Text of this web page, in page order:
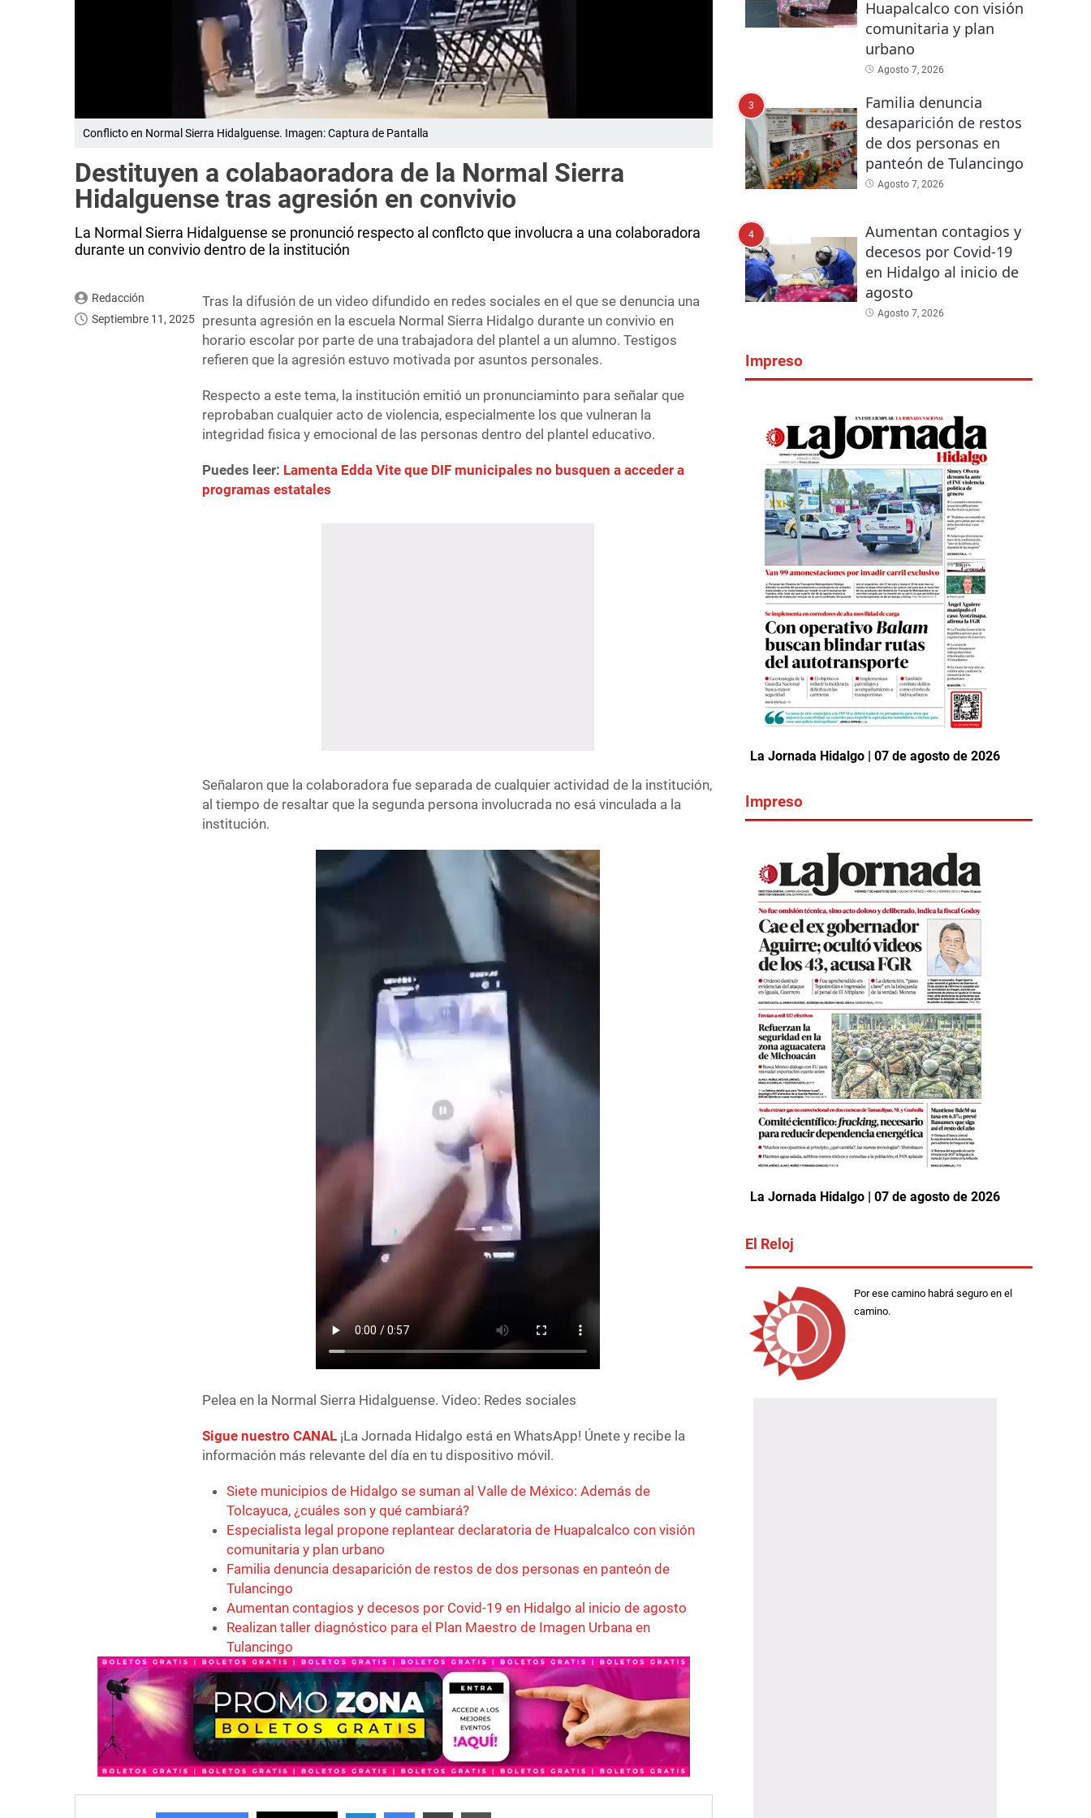
Conflicto en Normal Sierra Hidalguense. Imagen: Captura de Pantalla
Destituyen a colabaoradora de la Normal Sierra
Hidalguense tras agresión en convivio
La Normal Sierra Hidalguense se pronunció respecto al conflcto que involucra a una colaboradora
durante un convivio dentro de la institución
Redacción
Septiembre 11, 2025
Tras la difusión de un video difundido en redes sociales en el que se denuncia una
presunta agresión en la escuela Normal Sierra Hidalgo durante un convivio en
horario escolar por parte de una trabajadora del plantel a un alumno. Testigos
refieren que la agresión estuvo motivada por asuntos personales.
Respecto a este tema, la institución emitió un pronunciaminto para señalar que
reprobaban cualquier acto de violencia, especialmente los que vulneran la
integridad fisica y emocional de las personas dentro del plantel educativo.
Puedes leer: Lamenta Edda Vite que DIF municipales no busquen a acceder a
programas estatales
Señalaron que la colaboradora fue separada de cualquier actividad de la institución,
al tiempo de resaltar que la segunda persona involucrada no esá vinculada a la
institución.
Pelea en la Normal Sierra Hidalguense. Video: Redes sociales
Sigue nuestro CANAL ¡La Jornada Hidalgo está en WhatsApp! Únete y recibe la
información más relevante del día en tu dispositivo móvil.
Siete municipios de Hidalgo se suman al Valle de México: Además de
Tolcayuca, ¿cuáles son y qué cambiará?
Especialista legal propone replantear declaratoria de Huapalcalco con visión
comunitaria y plan urbano
Familia denuncia desaparición de restos de dos personas en panteón de
Tulancingo
Aumentan contagios y decesos por Covid-19 en Hidalgo al inicio de agosto
Realizan taller diagnóstico para el Plan Maestro de Imagen Urbana en
Tulancingo
Huapalcalco con visión
comunitaria y plan
urbano
Agosto 7, 2026
3
Familia denuncia
desaparición de restos
de dos personas en
panteón de Tulancingo
Agosto 7, 2026
4
Aumentan contagios y
decesos por Covid-19
en Hidalgo al inicio de
agosto
Agosto 7, 2026
Impreso
La Jornada Hidalgo | 07 de agosto de 2026
Impreso
La Jornada Hidalgo | 07 de agosto de 2026
El Reloj
Por ese camino habrá seguro en el
camino.